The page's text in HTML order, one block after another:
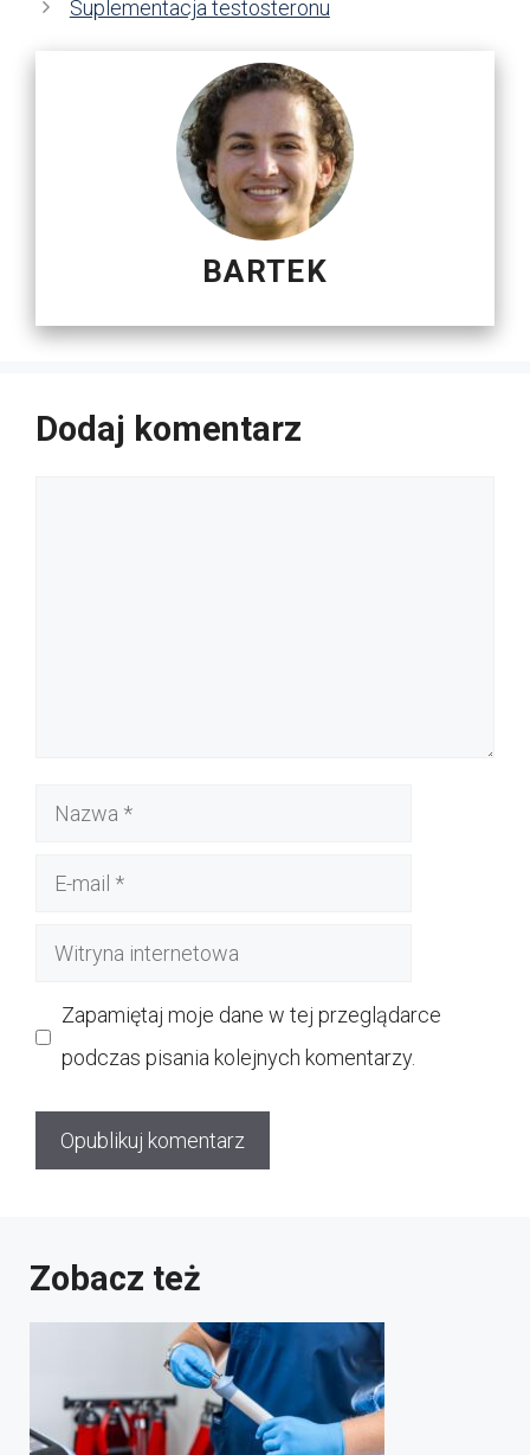
Suplementacja testosteronu
BARTEK
Dodaj komentarz
Nazwa
Witryna
Zapamiętaj moje dane w tej przeglądarce
podczas pisania kolejnych komentarzy.
Zobacz też